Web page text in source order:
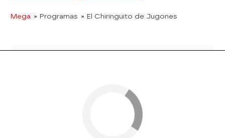
Mega » Programas » El Chiringuito de Jugones